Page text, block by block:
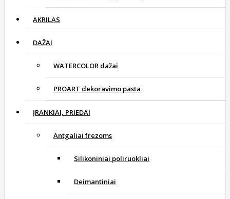
AKRILAS
DAŽAI
WATERCOLOR dažai
PROART dekoravimo pasta
ĮRANKIAI, PRIEDAI
Antgaliai frezoms
Silikoniniai poliruokliai
Deimantiniai